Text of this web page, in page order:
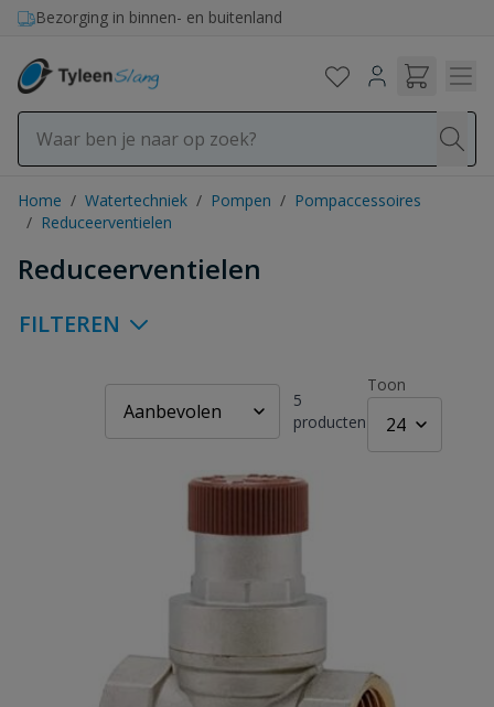
Ga naar de inhoud
Bezorging in binnen- en buitenland
Home / Watertechniek / Pompen / Pompaccessoires
/ Reduceerventielen
Reduceerventielen
FILTEREN
5
producten
Toon